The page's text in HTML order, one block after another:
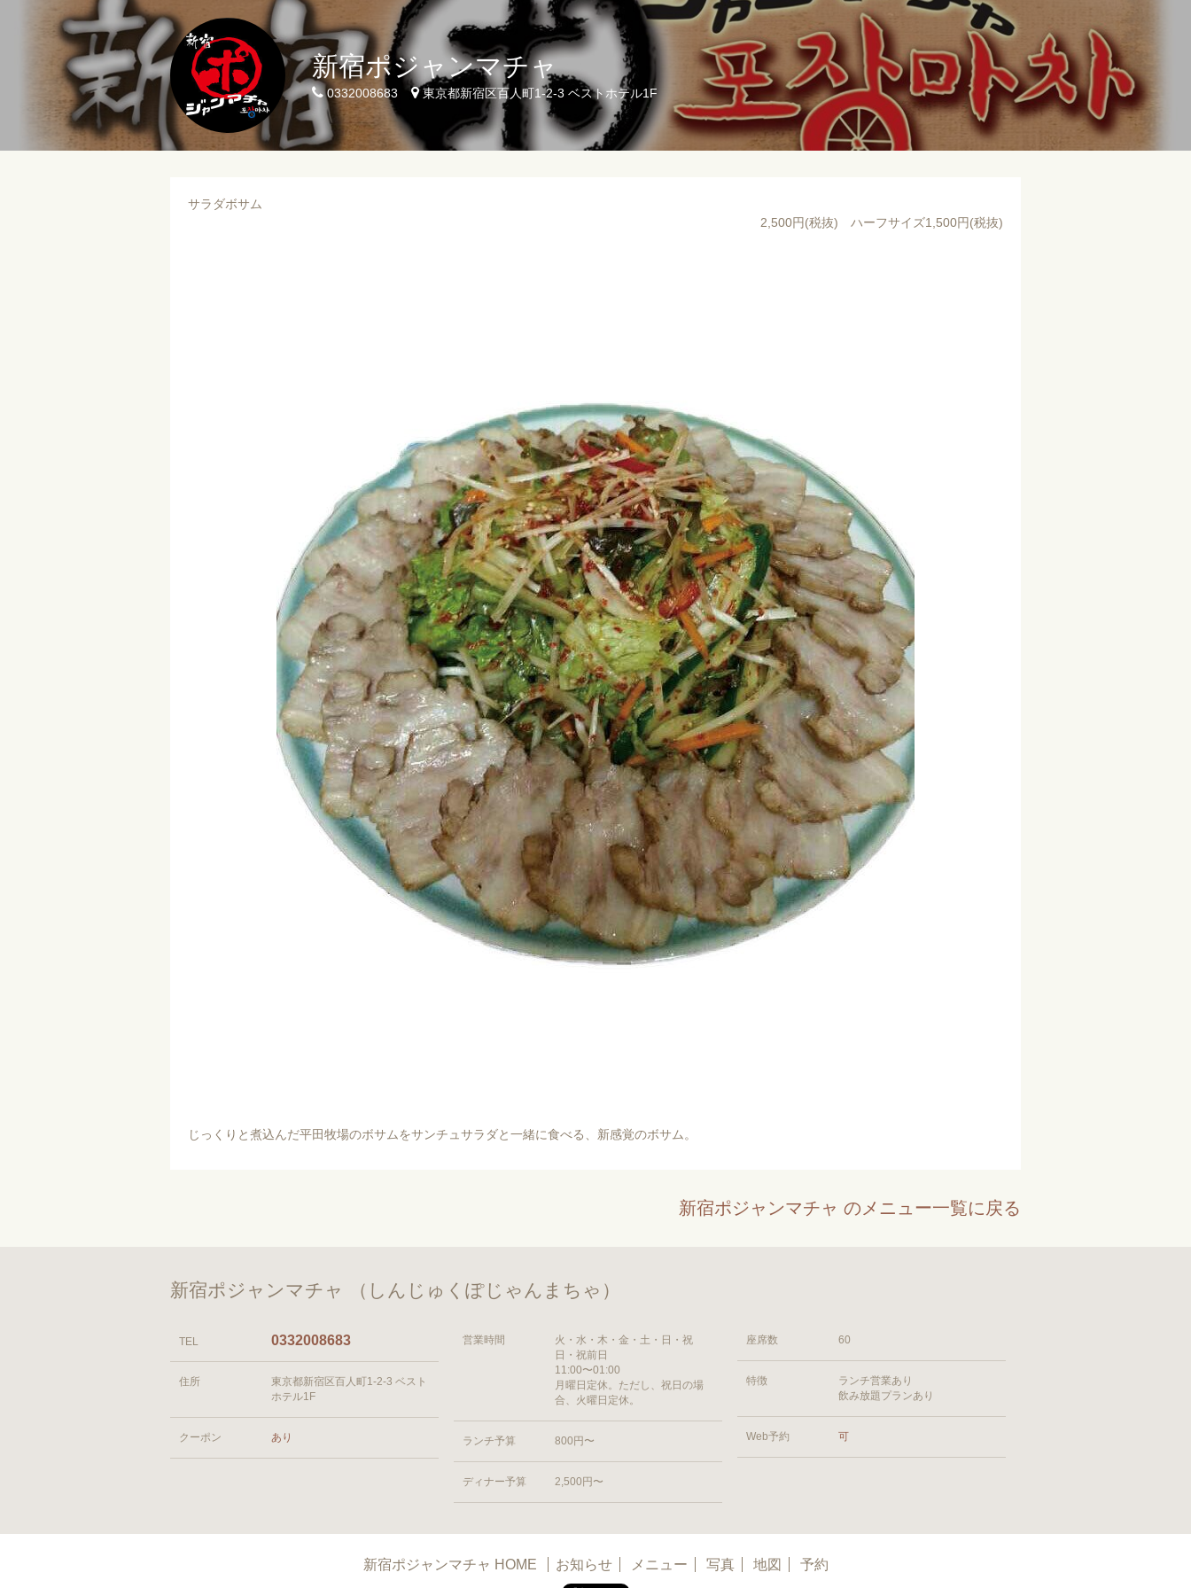
新宿ポジャンマチャ
0332008683 東京都新宿区百人町1-2-3 ベストホテル1F
サラダボサム
2,500円(税抜) ハーフサイズ1,500円(税抜)
じっくりと煮込んだ平田牧場のボサムをサンチュサラダと一緒に食べる、新感覚のボサム。
新宿ポジャンマチャ のメニュー一覧に戻る
新宿ポジャンマチャ （しんじゅくぽじゃんまちゃ）
TEL 0332008683
住所
東京都新宿区百人町1-2-3 ベスト
ホテル1F
クーポン あり
営業時間
火・水・木・金・土・日・祝
日・祝前日
11:00〜01:00
月曜日定休。ただし、祝日の場
合、火曜日定休。
ランチ予算 800円〜
ディナー予算 2,500円〜
座席数 60
特徴
ランチ営業あり
飲み放題プランあり
Web予約 可
新宿ポジャンマチャ HOME お知らせ メニュー 写真 地図 予約